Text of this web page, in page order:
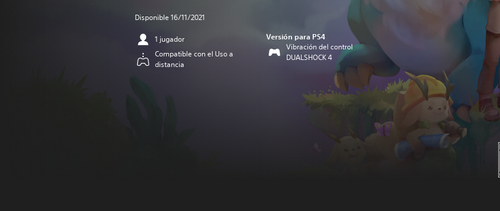
Disponible 16/11/2021
1 jugador
Compatible con el Uso a
distancia
Versión para PS4
Vibración del control
DUALSHOCK 4